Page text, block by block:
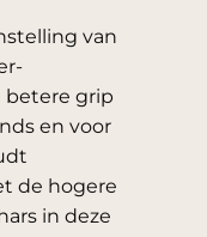
van
betere grip
en voor
de hogere
in deze